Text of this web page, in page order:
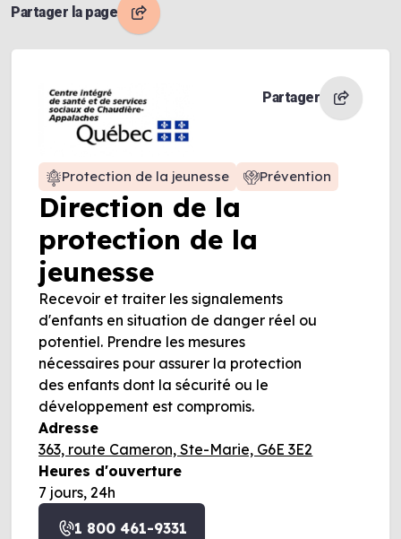
Partager la page
Direction de la
protection de la
jeunesse
Partager
Protection de la jeunesse Prévention
Recevoir et traiter les signalements
d'enfants en situation de danger réel ou
potentiel. Prendre les mesures
nécessaires pour assurer la protection
des enfants dont la sécurité ou le
développement est compromis.
Adresse
363, route Cameron, Ste-Marie, G6E 3E2
Heures d'ouverture
7 jours, 24h
1 800 461-9331